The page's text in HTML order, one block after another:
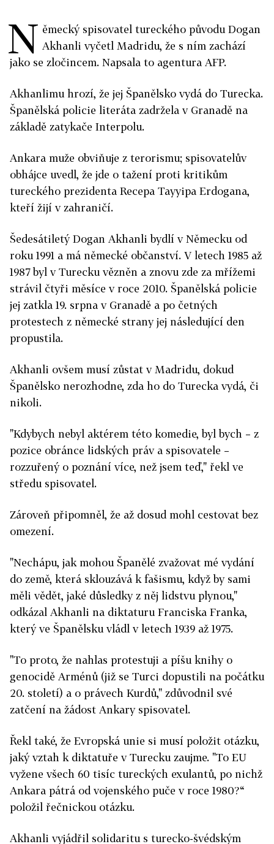
N ěmecký spisovatel tureckého původu Dogan
Akhanli vyčetl Madridu, že s ním zachází
jako se zločincem. Napsala to agentura AFP.
Akhanlimu hrozí, že jej Španělsko vydá do Turecka.
Španělská policie literáta zadržela v Granadě na
základě zatykače Interpolu.
Ankara muže obviňuje z terorismu; spisovatelův
obhájce uvedl, že jde o tažení proti kritikům
tureckého prezidenta Recepa Tayyipa Erdogana,
kteří žijí v zahraničí.
Šedesátiletý Dogan Akhanli bydlí v Německu od
roku 1991 a má německé občanství. V letech 1985 až
1987 byl v Turecku vězněn a znovu zde za mřížemi
strávil čtyři měsíce v roce 2010. Španělská policie
jej zatkla 19. srpna v Granadě a po četných
protestech z německé strany jej následující den
propustila.
Akhanli ovšem musí zůstat v Madridu, dokud
Španělsko nerozhodne, zda ho do Turecka vydá, či
nikoli.
"Kdybych nebyl aktérem této komedie, byl bych – z
pozice obránce lidských práv a spisovatele –
rozzuřený o poznání více, než jsem teď," řekl ve
středu spisovatel.
Zároveň připomněl, že až dosud mohl cestovat bez
omezení.
"Nechápu, jak mohou Španělé zvažovat mé vydání
do země, která sklouzává k fašismu, když by sami
měli vědět, jaké důsledky z něj lidstvu plynou,"
odkázal Akhanli na diktaturu Franciska Franka,
který ve Španělsku vládl v letech 1939 až 1975.
"To proto, že nahlas protestuji a píšu knihy o
genocidě Arménů (již se Turci dopustili na počátku
20. století) a o právech Kurdů," zdůvodnil své
zatčení na žádost Ankary spisovatel.
Řekl také, že Evropská unie si musí položit otázku,
jaký vztah k diktatuře v Turecku zaujme. "To EU
vyžene všech 60 tisíc tureckých exulantů, po nichž
Ankara pátrá od vojenského puče v roce 1980?“
položil řečnickou otázku.
Akhanli vyjádřil solidaritu s turecko-švédským